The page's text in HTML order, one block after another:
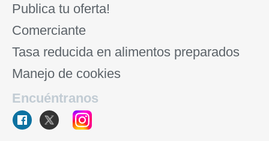
Publica tu oferta!
Comerciante
Tasa reducida en alimentos preparados
Manejo de cookies
Encuéntranos